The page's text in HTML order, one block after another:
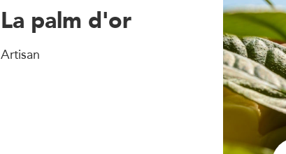
La palm d'or
Artisan